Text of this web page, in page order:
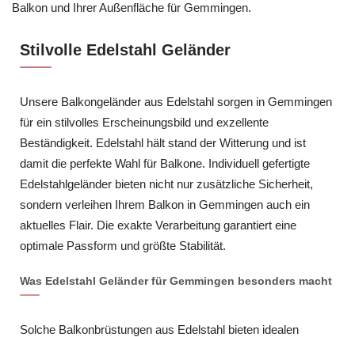
Balkon und Ihrer Außenfläche für Gemmingen.
Stilvolle Edelstahl Geländer
Unsere Balkongeländer aus Edelstahl sorgen in Gemmingen
für ein stilvolles Erscheinungsbild und exzellente
Beständigkeit. Edelstahl hält stand der Witterung und ist
damit die perfekte Wahl für Balkone. Individuell gefertigte
Edelstahlgeländer bieten nicht nur zusätzliche Sicherheit,
sondern verleihen Ihrem Balkon in Gemmingen auch ein
aktuelles Flair. Die exakte Verarbeitung garantiert eine
optimale Passform und größte Stabilität.
Was Edelstahl Geländer für Gemmingen besonders macht
Solche Balkonbrüstungen aus Edelstahl bieten idealen